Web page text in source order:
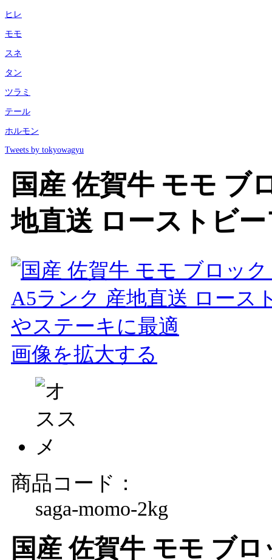
ヒレ
モモ
スネ
タン
ツラミ
テール
ホルモン
Tweets by tokyowagyu
国産 佐賀牛 モモ ブ
地直送 ローストビ
画像を拡大する
商品コード：
saga-momo-2kg
国産 佐賀牛 モモ ブ